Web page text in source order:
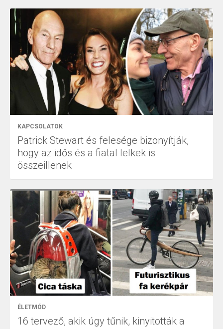
KAPCSOLATOK
Patrick Stewart és felesége bizonyítják,
hogy az idős és a fiatal lelkek is
összeillenek
ÉLETMÓD
16 tervező, akik úgy tűnik, kinyitották a